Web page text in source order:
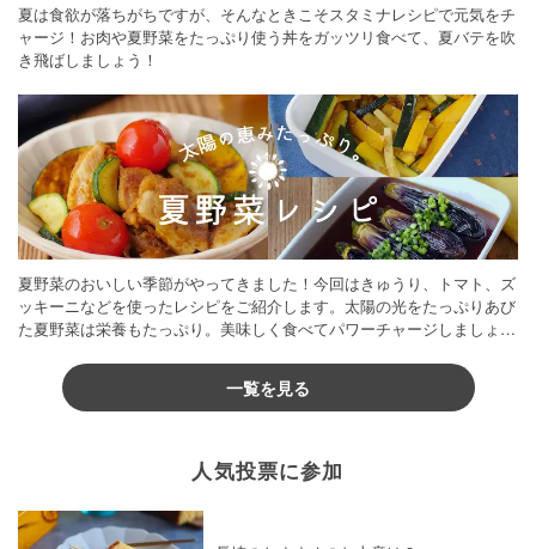
夏は食欲が落ちがちですが、そんなときこそスタミナレシピで元気をチ
ャージ！お肉や夏野菜をたっぷり使う丼をガッツリ食べて、夏バテを吹
き飛ばしましょう！
夏野菜のおいしい季節がやってきました！今回はきゅうり、トマト、ズ
ッキーニなどを使ったレシピをご紹介します。太陽の光をたっぷりあび
た夏野菜は栄養もたっぷり。美味しく食べてパワーチャージしましょう
一覧を見る
人気投票に参加